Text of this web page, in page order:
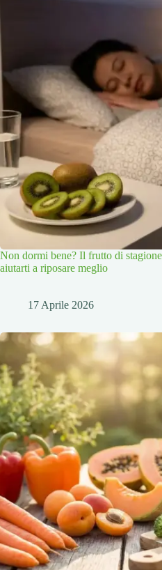
Non dormi bene? Il frutto di
aiutarti a riposare meglio
17 Aprile 2026